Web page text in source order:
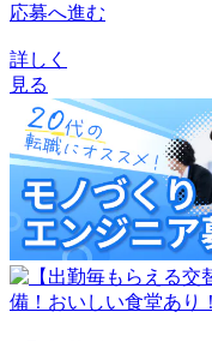
応募へ進む
詳しく
見る